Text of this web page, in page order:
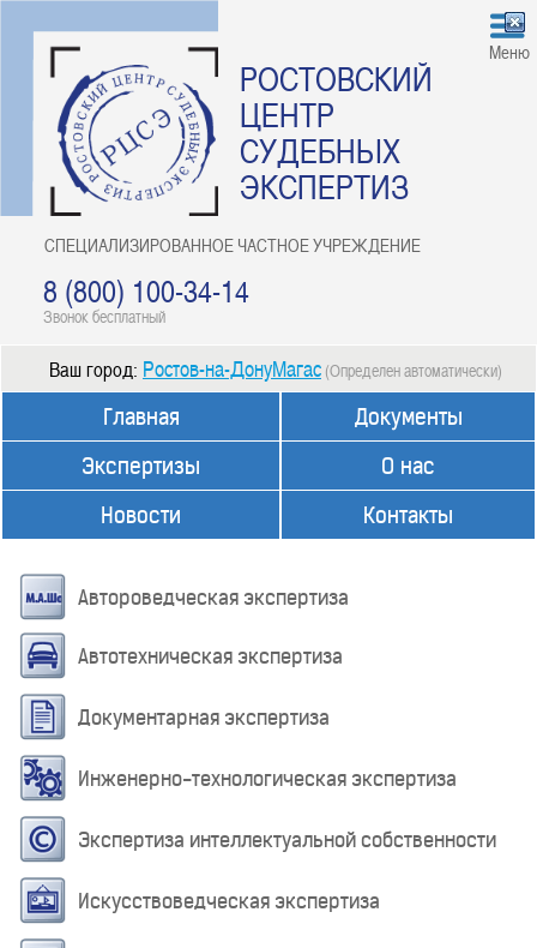
РОСТОВСКИЙ
ЦЕНТР
СУДЕБНЫХ
ЭКСПЕРТИЗ
СПЕЦИАЛИЗИРОВАННОЕ ЧАСТНОЕ УЧРЕЖДЕНИЕ
8 (800) 100-34-14
Звонок бесплатный
Меню
Ваш город: Ростов-на-ДонуМагас (Определен автоматически)
Главная
Экспертизы
Новости
Документы
О нас
Контакты
Автороведческая экспертиза
Автотехническая экспертиза
Документарная экспертиза
Инженерно-технологическая экспертиза
Экспертиза интеллектуальной собственности
Искусствоведческая экспертиза